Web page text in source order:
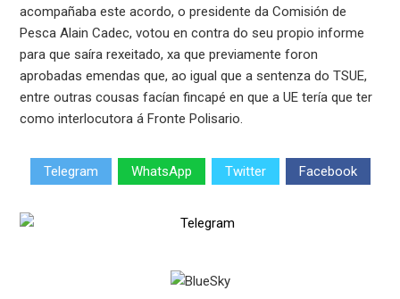
acompañaba este acordo, o presidente da Comisión de
Pesca Alain Cadec, votou en contra do seu propio informe
para que saíra rexeitado, xa que previamente foron
aprobadas emendas que, ao igual que a sentenza do TSUE,
entre outras cousas facían fincapé en que a UE tería que ter
como interlocutora á Fronte Polisario.
Telegram WhatsApp Twitter Facebook